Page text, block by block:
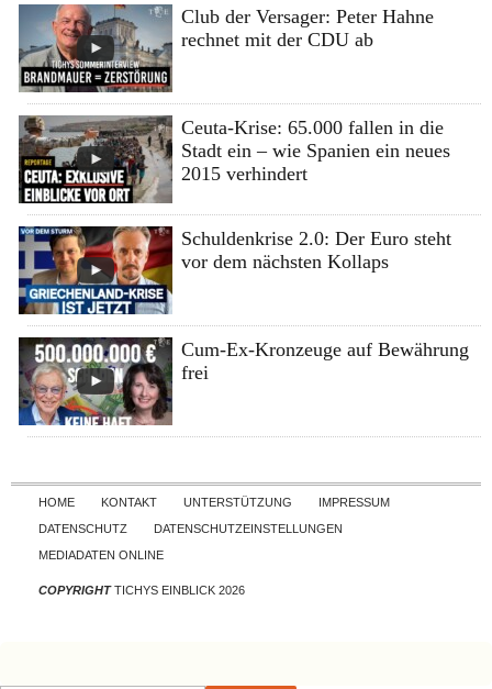
Club der Versager: Peter Hahne
rechnet mit der CDU ab
Ceuta-Krise: 65.000 fallen in die
Stadt ein – wie Spanien ein neues
2015 verhindert
Schuldenkrise 2.0: Der Euro steht
vor dem nächsten Kollaps
Cum-Ex-Kronzeuge auf Bewährung
frei
Skip to content
HOME KONTAKT UNTERSTÜTZUNG
IMPRESSUM
DATENSCHUTZ
DATENSCHUTZEINSTELLUNGEN
MEDIADATEN ONLINE
COPYRIGHTTICHYS EINBLICK 2026